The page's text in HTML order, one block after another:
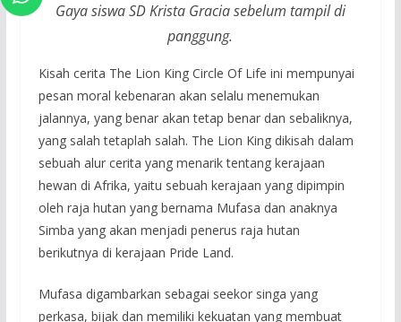
Gaya siswa SD Krista Gracia sebelum tampil di
panggung.
Kisah cerita The Lion King Circle Of Life ini mempunyai
pesan moral kebenaran akan selalu menemukan
jalannya, yang benar akan tetap benar dan sebaliknya,
yang salah tetaplah salah. The Lion King dikisah dalam
sebuah alur cerita yang menarik tentang kerajaan
hewan di Afrika, yaitu sebuah kerajaan yang dipimpin
oleh raja hutan yang bernama Mufasa dan anaknya
Simba yang akan menjadi penerus raja hutan
berikutnya di kerajaan Pride Land.
Mufasa digambarkan sebagai seekor singa yang
perkasa, bijak dan memiliki kekuatan yang membuat